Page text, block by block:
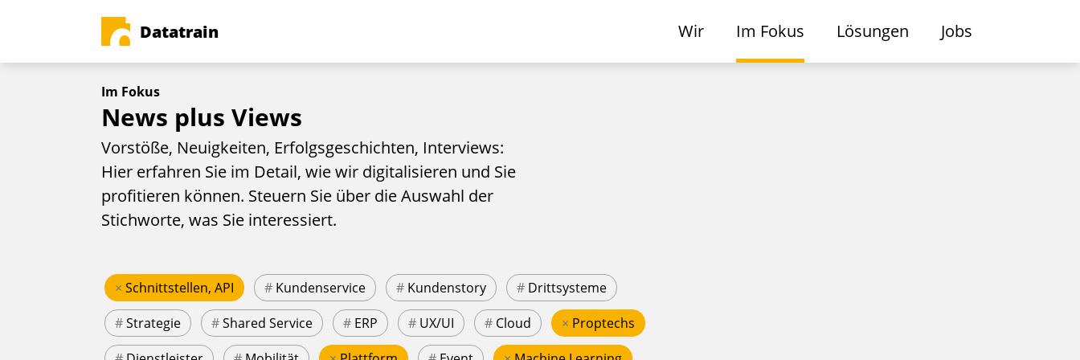
Datatrain Wir Im Fokus Lösungen Jobs
Im Fokus
News plus Views
Vorstöße, Neuigkeiten, Erfolgsgeschichten, Interviews:
Hier erfahren Sie im Detail, wie wir digitalisieren und Sie
profitieren können. Steuern Sie über die Auswahl der
Stichworte, was Sie interessiert.
× Schnittstellen, API # Kundenservice # Kundenstory # Drittsysteme
#Strategie #Shared Service # ERP # UX/UI # Cloud × Proptechs